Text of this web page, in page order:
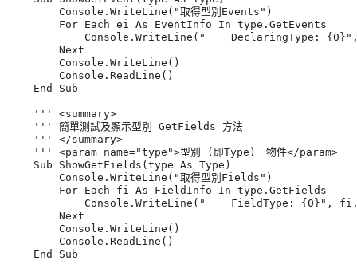
        Console.WriteLine("取得型別Events")
        For Each ei As EventInfo In type.GetEvents
Console.WriteLine("    DeclaringType:
        Next
        Console.WriteLine()
        Console.ReadLine()
    End Sub
    ''' <summary>
    ''' 簡單測試及顯示型別 GetFields 方法
    ''' </summary>
    ''' <param name="type">型別 (即Type)　物件</param>
    Sub ShowGetFields(type As Type)
        Console.WriteLine("取得型別Fields")
        For Each fi As FieldInfo In type.GetFields
Console.WriteLine("    FieldType: {0}",
        Next
        Console.WriteLine()
        Console.ReadLine()
    End Sub